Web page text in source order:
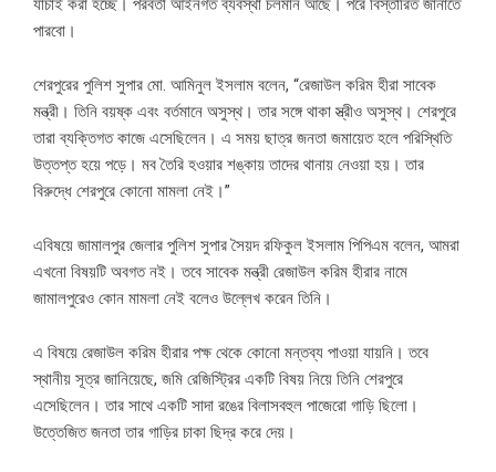
যাচাই করা হচ্ছে। পরবর্তী আইনগত ব্যবস্থা চলমান আছে। পরে বিস্তারিত জানাতে
পারবো।
শেরপুরের পুলিশ সুপার মো. আমিনুল ইসলাম বলেন, “রেজাউল করিম হীরা সাবেক
মন্ত্রী। তিনি বয়ষ্ক এবং বর্তমানে অসুস্থ। তার সঙ্গে থাকা স্ত্রীও অসুস্থ। শেরপুরে
তারা ব্যক্তিগত কাজে এসেছিলেন। এ সময় ছাত্র জনতা জমায়েত হলে পরিস্থিতি
উত্তপ্ত হয়ে পড়ে। মব তৈরি হওয়ার শঙ্কায় তাদের থানায় নেওয়া হয়। তার
বিরুদ্ধে শেরপুরে কোনো মামলা নেই।”
এবিষয়ে জামালপুর জেলার পুলিশ সুপার সৈয়দ রফিকুল ইসলাম পিপিএম বলেন, আমরা
এখনো বিষয়টি অবগত নই। তবে সাবেক মন্ত্রী রেজাউল করিম হীরার নামে
জামালপুরেও কোন মামলা নেই বলেও উল্লেখ করেন তিনি।
এ বিষয়ে রেজাউল করিম হীরার পক্ষ থেকে কোনো মন্তব্য পাওয়া যায়নি। তবে
স্থানীয় সূত্র জানিয়েছে, জমি রেজিস্ট্রির একটি বিষয় নিয়ে তিনি শেরপুরে
এসেছিলেন। তার সাথে একটি সাদা রঙের বিলাসবহুল পাজেরো গাড়ি ছিলো।
উত্তেজিত জনতা তার গাড়ির চাকা ছিদ্র করে দেয়।